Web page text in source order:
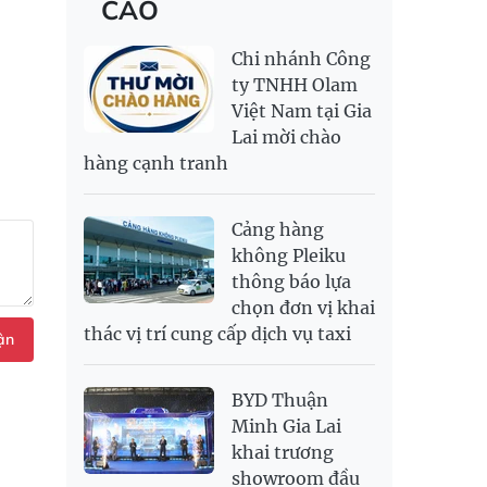
MYR
NOK
RUB
304.3
336.84
SAR
6,945.42
7,244.36
2,702.79
2,817.41
SGD
USD
26,000 26,030 26,410
RỒNG THĂNG
PNJ 138,500,000142,200,000
CÁO
Chi nhánh Công
ty TNHH Olam
Việt Nam tại Gia
Lai mời chào
hàng cạnh tranh
Cảng hàng
không Pleiku
thông báo lựa
chọn đơn vị khai
thác vị trí cung cấp dịch vụ taxi
BYD Thuận
Minh Gia Lai
khai trương
showroom đầu